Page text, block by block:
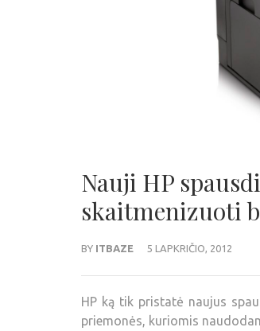
Nauji HP
skaitmenizuoti
BY ITBAZE 5 LAPKRIČIO, 2012
HP ką tik pristatė naujus
priemonės, kuriomis